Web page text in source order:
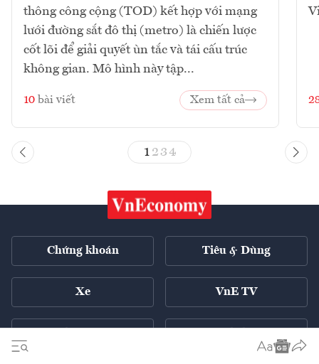
thông công cộng (TOD) kết hợp với mạng
lưới đường sắt đô thị (metro) là chiến lược
cốt lõi để giải quyết ùn tắc và tái cấu trúc
không gian. Mô hình này tập...
10 bài viết Xem tất cả
1 23 4
Chứng khoán Tiêu & Dùng
Xe VnE TV